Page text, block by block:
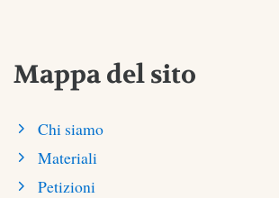
Mappa del sito
Chi siamo
Materiali
Petizioni